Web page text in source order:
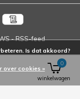
-RSS-feed
winkelwagen
0
Is dat akkoord?
over cookies »